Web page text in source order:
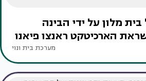
מלון על ידי הבינה
הארכיטקט ראנצו פיאנו
מערכת בית ונוי